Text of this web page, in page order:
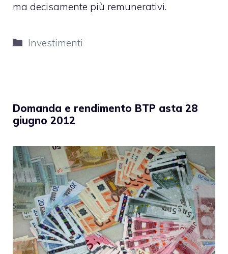
ma decisamente più remunerativi.
Categorie
Investimenti
Domanda e rendimento BTP asta 28
giugno 2012